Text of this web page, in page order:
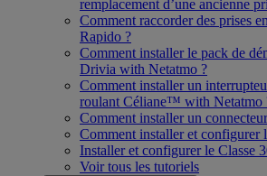
remplacement d’une ancienne
Comment raccorder des prises
Rapido ?
Comment installer le pack de
Drivia with Netatmo ?
Comment installer un
roulant Céliane™ with Netatmo
Comment installer un
Comment installer et configurer
Installer et configurer le Classe
Voir tous les tutoriels